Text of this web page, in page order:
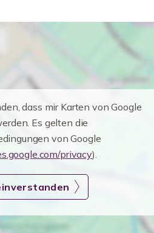
dass mir Karten von Google
Es gelten die
von Google
privacy).